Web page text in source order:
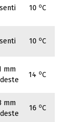
10 oC
10 oC
mm
14 oC
mm
16 oC